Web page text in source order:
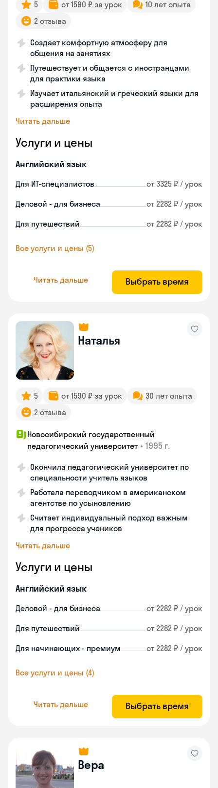
5 от 1590 ₽ за урок
10 лет опыта
2 отзыва
Создает комфортную атмосферу для
общения на занятиях
Путешествует и общается с иностранцами
для практики языка
Изучает итальянский и греческий языки для
расширения опыта
Читать дальше
Услуги и цены
Английский язык
Для ИТ-специалистов от 3325 ₽ / урок
Деловой - для бизнеса от 2282 ₽ / урок
Для путешествий от 2282 ₽ / урок
Все услуги и цены (5)
Читать дальше Выбрать время
Наталья
5 от 1590 ₽ за урок
30 лет опыта
2 отзыва
Новосибирский государственный
педагогический университет • 1995 г.
Окончила педагогический университет по
специальности учитель языков
Работала переводчиком в американском
агентстве по усыновлению
Считает индивидуальный подход важным
для прогресса учеников
Читать дальше
Услуги и цены
Английский язык
Деловой - для бизнеса от 2282 ₽ / урок
Для путешествий от 2282 ₽ / урок
Для начинающих - премиум от 2282 ₽ / урок
Все услуги и цены (4)
Читать дальше Выбрать время
Вера